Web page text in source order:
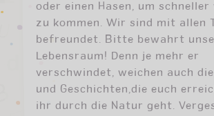
oder einen Hasen, um
zu kommen. Wir sind mit allen
befreundet. Bitte bewahrt
Lebensraum! Denn je mehr er
verschwindet, weichen auch
und Geschichten,die euch
ihr durch die Natur geht.